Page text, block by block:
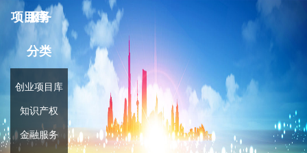
服务
分类
创业项目库
知识产权
金融服务
策
项目库